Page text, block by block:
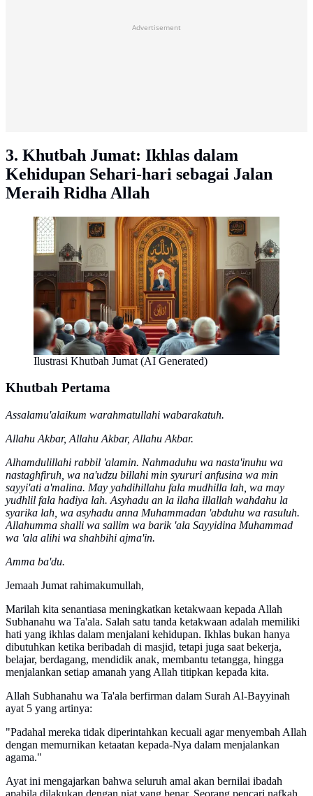
Advertisement
3. Khutbah Jumat: Ikhlas dalam
Kehidupan Sehari-hari sebagai Jalan
Meraih Ridha Allah
Ilustrasi Khutbah Jumat (AI Generated)
Khutbah Pertama
Assalamu'alaikum warahmatullahi wabarakatuh.
Allahu Akbar, Allahu Akbar, Allahu Akbar.
Alhamdulillahi rabbil 'alamin. Nahmaduhu wa nasta'inuhu wa
nastaghfiruh, wa na'udzu billahi min syururi anfusina wa min
sayyi'ati a'malina. May yahdihillahu fala mudhilla lah, wa may
yudhlil fala hadiya lah. Asyhadu an la ilaha illallah wahdahu la
syarika lah, wa asyhadu anna Muhammadan 'abduhu wa rasuluh.
Allahumma shalli wa sallim wa barik 'ala Sayyidina Muhammad
wa 'ala alihi wa shahbihi ajma'in.
Amma ba'du.
Jemaah Jumat rahimakumullah,
Marilah kita senantiasa meningkatkan ketakwaan kepada Allah
Subhanahu wa Ta'ala. Salah satu tanda ketakwaan adalah memiliki
hati yang ikhlas dalam menjalani kehidupan. Ikhlas bukan hanya
dibutuhkan ketika beribadah di masjid, tetapi juga saat bekerja,
belajar, berdagang, mendidik anak, membantu tetangga, hingga
menjalankan setiap amanah yang Allah titipkan kepada kita.
Allah Subhanahu wa Ta'ala berfirman dalam Surah Al-Bayyinah
ayat 5 yang artinya:
"Padahal mereka tidak diperintahkan kecuali agar menyembah Allah
dengan memurnikan ketaatan kepada-Nya dalam menjalankan
agama."
Ayat ini mengajarkan bahwa seluruh amal akan bernilai ibadah